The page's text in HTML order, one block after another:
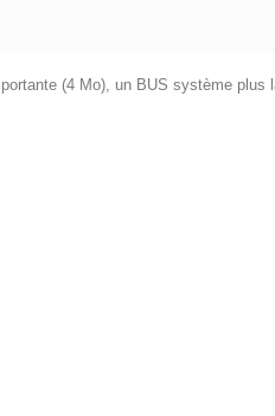
(4 Mo), un BUS système